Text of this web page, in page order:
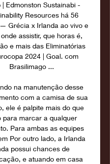
| Edmonston Sustainabi -
Resources há 56
Grécia x Irlanda ao vivo e
assistir, que horas é,
e mais das Eliminatórias
2024 | Goal. com
Brasilimago ...
na manutenção desse
com a camisa de sua
ele é palpite mais do que
para marcar a qualquer
Para ambas as equipes
Por outro lado, a Irlanda
possui chances de
e atuando em casa